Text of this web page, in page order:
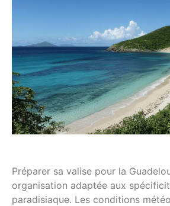
Préparer sa valise pour la
organisation adaptée aux
paradisiaque. Les conditions